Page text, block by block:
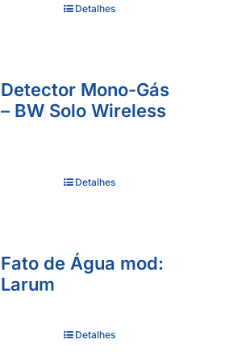
Detalhes
Detector Mono-Gás
– BW Solo Wireless
Detalhes
Fato de Água mod:
Larum
Detalhes